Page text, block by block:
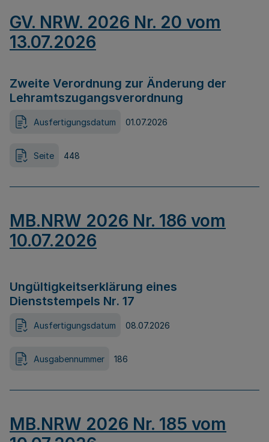
GV. NRW. 2026 Nr. 20 vom
13.07.2026
Zweite Verordnung zur Änderung der
Lehramtszugangsverordnung
Ausfertigungsdatum 01.07.2026
Seite 448
MB.NRW 2026 Nr. 186 vom
10.07.2026
Ungültigkeitserklärung eines
Dienststempels Nr. 17
Ausfertigungsdatum 08.07.2026
Ausgabennummer 186
MB.NRW 2026 Nr. 185 vom